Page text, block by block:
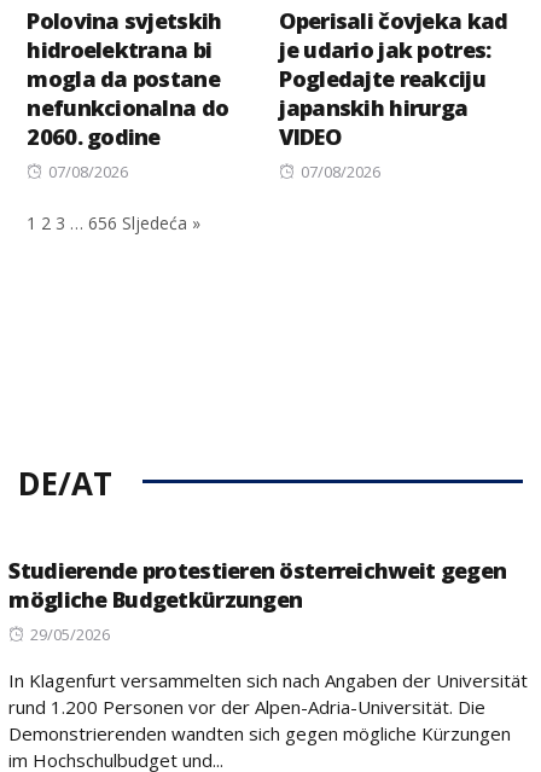
Polovina svjetskih
hidroelektrana bi
mogla da postane
nefunkcionalna do
2060. godine
Posted
07/08/2026
Operisali čovjeka kad
je udario jak potres:
Pogledajte reakciju
japanskih hirurga
VIDEO
Posted
07/08/2026
1 2 3 … 656 Sljedeća »
DE/AT
Studierende protestieren österreichweit gegen
mögliche Budgetkürzungen
Posted
29/05/2026
In Klagenfurt versammelten sich nach Angaben der Universität
rund 1.200 Personen vor der Alpen-Adria-Universität. Die
Demonstrierenden wandten sich gegen mögliche Kürzungen
im Hochschulbudget und...